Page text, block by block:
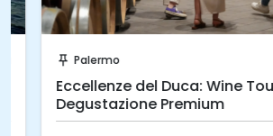
Palermo
Eccellenze del Duca: Wine Tour &
Degustazione Premium